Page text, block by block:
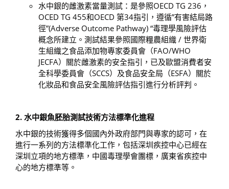
水中銀的雌激素當量測試：是參照OECD TG 236，
OCED TG 455和OECD 第34指引，遵循”有害結局路
徑”(Adverse Outcome Pathway) “毒理學風險評估
概念所建立。測試結果參照國際糧農組織 / 世界衛
生組織之食品添加物專家委員會（FAO/WHO
JECFA）關於雌激素的安全指引，已及歐盟消費者安
全科學委員會（SCCS）及食品安全局（ESFA）關於
化妝品和食品安全風險評估指引進行分析評判。
2. 水中銀魚胚胎測試技術方法標準化進程
水中銀的技術獲得多個國內外政府部門與專家的認可，在
進行一系列的方法標準化工作，包括深圳疾控中心已經在
深圳立項的地方標準，中國毒理學會團標，廣東省疾控中
心的地方標準等。